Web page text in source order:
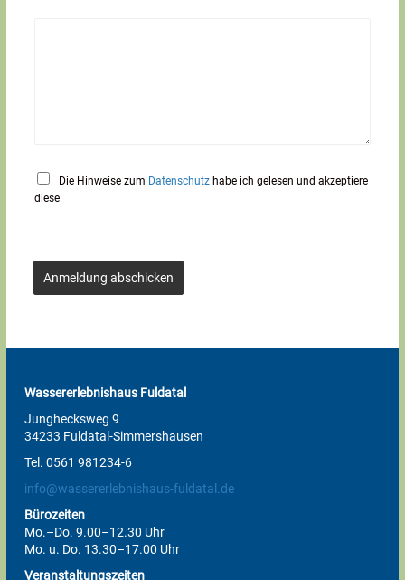
Die Hinweise zum Datenschutz habe ich gelesen und akzeptiere
diese
Anmeldung abschicken
Wassererlebnishaus Fuldatal
Junghecksweg 9
34233 Fuldatal-Simmershausen
Tel. 0561 981234-6
info@wassererlebnishaus-fuldatal.de
Bürozeiten
Mo.–Do. 9.00–12.30 Uhr
Mo. u. Do. 13.30–17.00 Uhr
Veranstaltungszeiten